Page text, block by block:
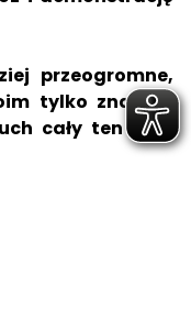
przeogromne,
tylko znanym
cały ten bieg